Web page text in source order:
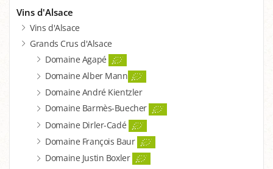
Vins d'Alsace
Vins d'Alsace
Grands Crus d'Alsace
Domaine Agapé
Domaine Alber Mann
Domaine André Kientzler
Domaine Barmès-Buecher
Domaine Dirler-Cadé
Domaine François Baur
Domaine Justin Boxler